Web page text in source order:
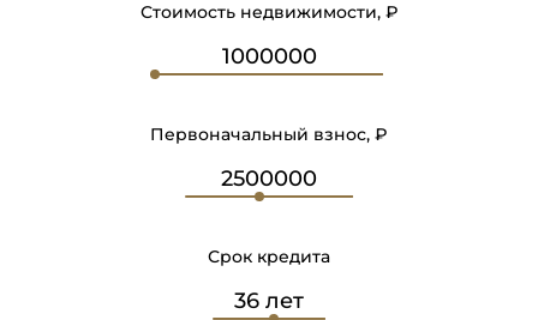
Стоимость недвижимости, ₽
Первоначальный взнос, ₽
Срок кредита